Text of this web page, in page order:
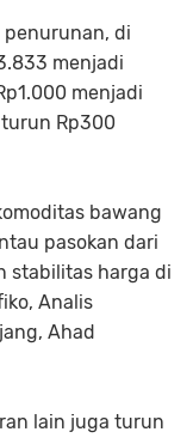
penurunan, di
menjadi
menjadi
Rp300
bawang
pasokan dari
stabilitas harga di
, Analis
Ahad
lain juga turun